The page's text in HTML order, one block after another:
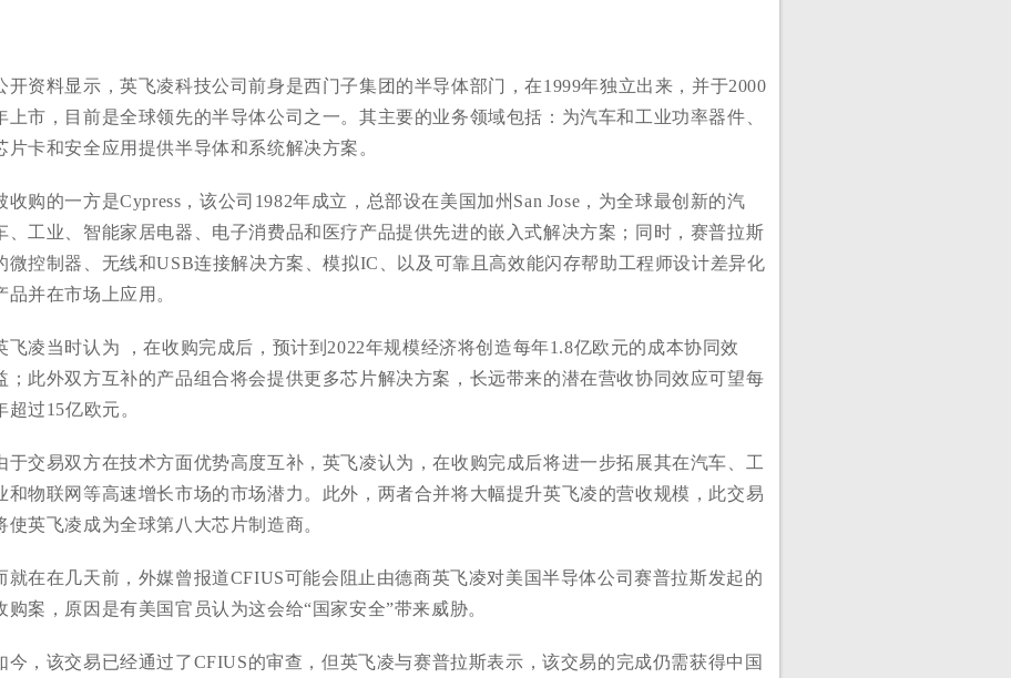
开资料显示，英飞凌科技公司前身是西门子集团的半导体部门，在1999年独立出来，并于2000
上市，目前是全球领先的半导体公司之一。其主要的业务领域包括：为汽车和工业功率器件、
片卡和安全应用提供半导体和系统解决方案。
收购的一方是Cypress，该公司1982年成立，总部设在美国加州San Jose，为全球最创新的汽
、工业、智能家居电器、电子消费品和医疗产品提供先进的嵌入式解决方案；同时，赛普拉斯
微控制器、无线和USB连接解决方案、模拟IC、以及可靠且高效能闪存帮助工程师设计差异化
品并在市场上应用。
飞凌当时认为 ，在收购完成后，预计到2022年规模经济将创造每年1.8亿欧元的成本协同效
；此外双方互补的产品组合将会提供更多芯片解决方案，长远带来的潜在营收协同效应可望每
超过15亿欧元。
于交易双方在技术方面优势高度互补，英飞凌认为，在收购完成后将进一步拓展其在汽车、工
和物联网等高速增长市场的市场潜力。此外，两者合并将大幅提升英飞凌的营收规模，此交易
使英飞凌成为全球第八大芯片制造商。
就在在几天前，外媒曾报道CFIUS可能会阻止由德商英飞凌对美国半导体公司赛普拉斯发起的
购案，原因是有美国官员认为这会给“国家安全”带来威胁。
今，该交易已经通过了CFIUS的审查，但英飞凌与赛普拉斯表示，该交易的完成仍需获得中国